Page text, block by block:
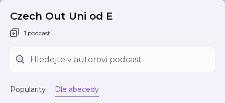
Czech Out Uni od E
1 podcast
Popularity Dle abecedy